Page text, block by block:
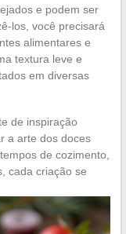
e podem ser
los, você precisará
alimentares e
textura leve e
em diversas
de inspiração
a arte dos doces
de cozimento,
cada criação se